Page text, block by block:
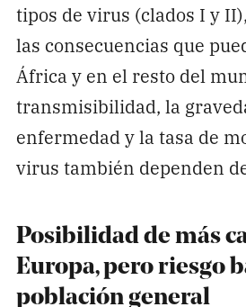
tipos de virus (clados I y
las consecuencias que
África y en el resto del
transmisibilidad, la
enfermedad y la tasa de
virus también dependen
Posibilidad de más
Europa, pero riesgo
población general